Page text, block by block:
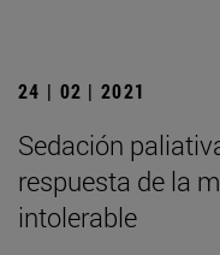
24 | 02 | 2021
Sedación
respuesta de la
intolerable